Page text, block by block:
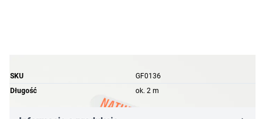
SKU
GF0136
Długość
ok. 2 m